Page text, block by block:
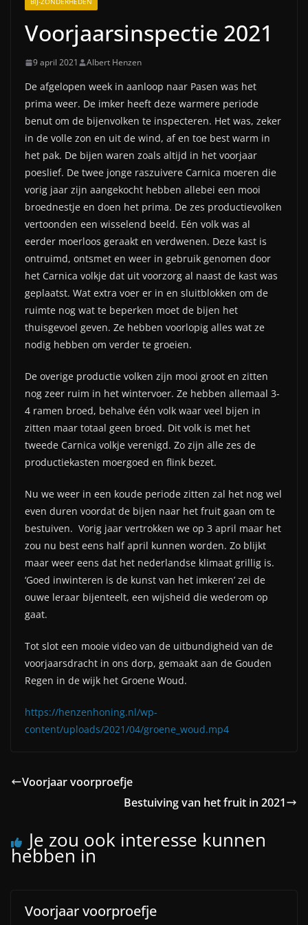
Voorjaarsinspectie 2021
9 april 2021 Albert Henzen
De afgelopen week in aanloop naar Pasen was het
prima weer. De imker heeft deze warmere periode
benut om de bijenvolken te inspecteren. Het was, zeker
in de volle zon en uit de wind, af en toe best warm in
het pak. De bijen waren zoals altijd in het voorjaar
poeslief. De twee jonge raszuivere Carnica moeren die
vorig jaar zijn aangekocht hebben allebei een mooi
broednestje en doen het prima. De zes productievolken
vertoonden een wisselend beeld. Eén volk was al
eerder moerloos geraakt en verdwenen. Deze kast is
ontruimd, ontsmet en weer in gebruik genomen door
het Carnica volkje dat uit voorzorg al naast de kast was
geplaatst. Wat extra voer er in en sluitblokken om de
ruimte nog wat te beperken moet de bijen het
thuisgevoel geven. Ze hebben voorlopig alles wat ze
nodig hebben om verder te groeien.
De overige productie volken zijn mooi groot en zitten
nog zeer ruim in het wintervoer. Ze hebben allemaal 3-
4 ramen broed, behalve één volk waar veel bijen in
zitten maar totaal geen broed. Dit volk is met het
tweede Carnica volkje verenigd. Zo zijn alle zes de
productiekasten moergoed en flink bezet.
Nu we weer in een koude periode zitten zal het nog wel
even duren voordat de bijen naar het fruit gaan om te
bestuiven. Vorig jaar vertrokken we op 3 april maar het
zou nu best eens half april kunnen worden. Zo blijkt
maar weer eens dat het nederlandse klimaat grillig is.
‘Goed inwinteren is de kunst van het imkeren’ zei de
ouwe leraar bijenteelt, een wijsheid die wederom op
gaat.
Tot slot een mooie video van de uitbundigheid van de
voorjaarsdracht in ons dorp, gemaakt aan de Gouden
Regen in de wijk het Groene Woud.
https://henzenhoning.nl/wp-
content/uploads/2021/04/groene_woud.mp4
Voorjaar voorproefje
Bestuiving van het fruit in 2021
Je zou ook interesse kunnen
hebben in
Voorjaar voorproefje